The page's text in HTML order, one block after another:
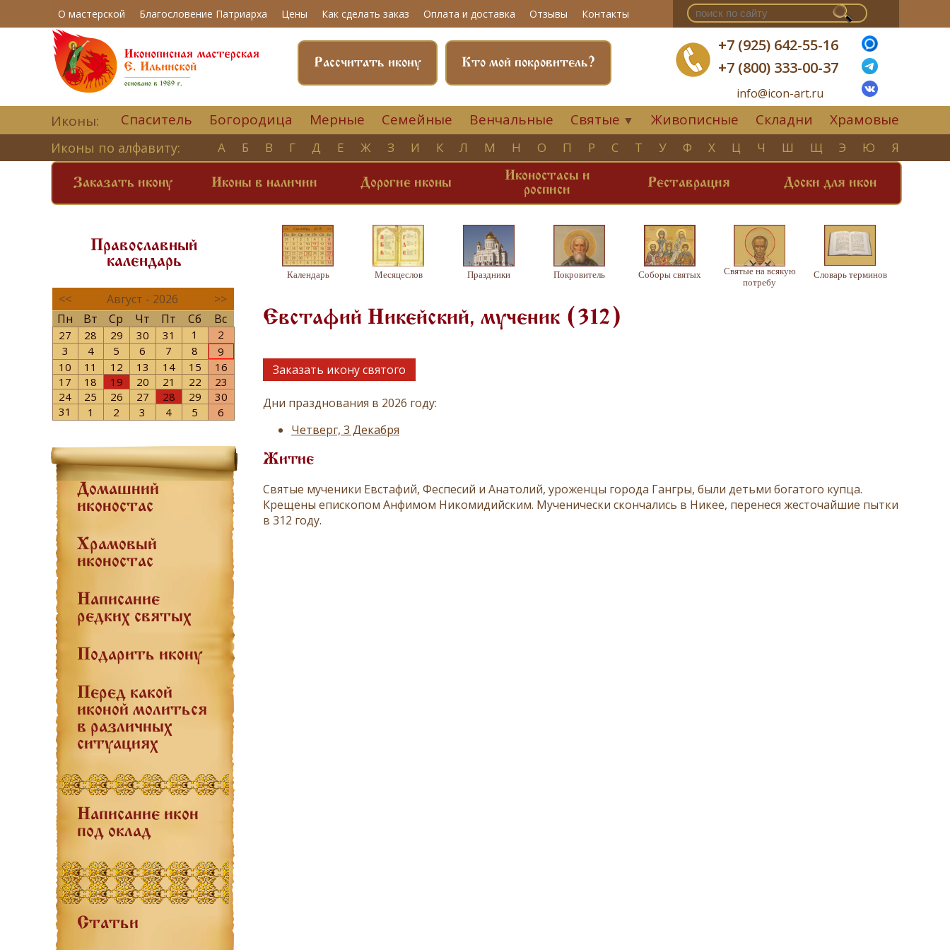
О мастерской Благословение Патриарха Цены Как сделать заказ Оплата и доставка Отзывы Контакты
+7 (925) 642-55-16
+7 (800) 333-00-37
info@icon-art.ru
Кто мой покровитель?
Рассчитать икону
Иконы: Спаситель Богородица Мерные Семейные Венчальные Святые ▼ Живописные Складни Храмовые
Иконы по алфавиту: А Б В Г Д Е Ж З И К Л М Н О П Р С Т У Ф Х Ц Ч Ш Щ Э Ю Я
Заказать икону Иконы в наличии Дорогие иконы
Иконостасы и
росписи
Реставрация Доски для икон
Православный
календарь
<< Август - 2026
>>
Пн
Вт Ср Чт Пт Сб Вс
27 28 29 30 31 1
2
3
4 5 6 7 8
9
10
11 12 13 14 15
16
17
18 19 20 21 22
23
24
25 26 27 28 29
30
31
1 2 3 4 5 6
Домашний
иконостас
Храмовый
иконостас
Написание
редких святых
Подарить икону
Перед какой
иконой молиться
в различных
ситуациях
Написание икон
под оклад
Статьи
Календарь Месяцеслов Праздники Покровитель Соборы святых
Святые на всякую
потребу
Словарь терминов
Евстафий Никейский, мученик (312)
Заказать икону святого
Дни празднования в 2026 году:
Четверг, 3 Декабря
Житие
Святые мученики Евстафий, Феспесий и Анатолий, уроженцы города Гангры, были детьми богатого купца.
Крещены епископом Анфимом Никомидийским. Мученически скончались в Никее, перенеся жесточайшие пытки
в 312 году.